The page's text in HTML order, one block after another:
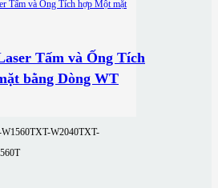
Tấm và Ống Tích
bằng Dòng WT
XT-W2040TXT-